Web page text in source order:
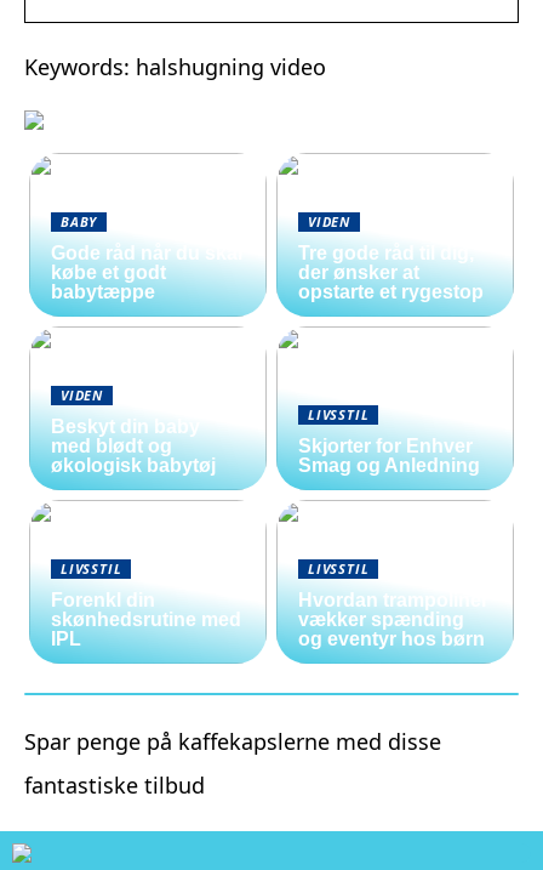
Keywords: halshugning video
BABY
Gode råd når du skal
købe et godt
babytæppe
VIDEN
Tre gode råd til dig,
der ønsker at
opstarte et rygestop
VIDEN
Beskyt din baby
med blødt og
økologisk babytøj
LIVSSTIL
Skjorter for Enhver
Smag og Anledning
LIVSSTIL
Forenkl din
skønhedsrutine med
IPL
LIVSSTIL
Hvordan trampoliner
vækker spænding
og eventyr hos børn
Spar penge på kaffekapslerne med disse
fantastiske tilbud